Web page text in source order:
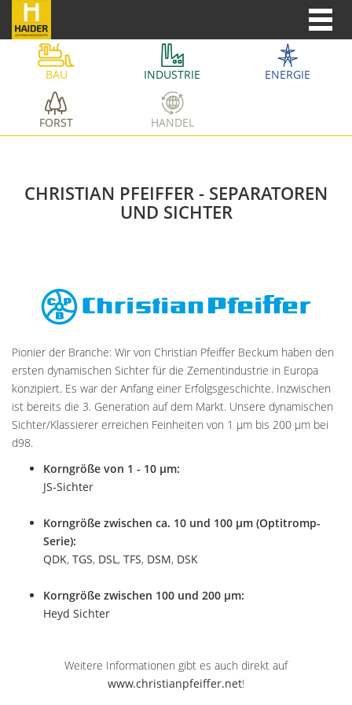
BAU INDUSTRIE ENERGIE
FORST HANDEL
CHRISTIAN PFEIFFER - SEPARATOREN
UND SICHTER
Pionier der Branche: Wir von Christian Pfeiffer Beckum haben den
ersten dynamischen Sichter für die Zementindustrie in Europa
konzipiert. Es war der Anfang einer Erfolgsgeschichte. Inzwischen
ist bereits die 3. Generation auf dem Markt. Unsere dynamischen
Sichter/Klassierer erreichen Feinheiten von 1 µm bis 200 µm bei
d98.
Korngröße von 1 - 10 µm:
JS-Sichter
Korngröße zwischen ca. 10 und 100 µm (Optitromp-
Serie):
QDK, TGS, DSL, TFS, DSM, DSK
Korngröße zwischen 100 und 200 µm:
Heyd Sichter
Weitere Informationen gibt es auch direkt auf
www.christianpfeiffer.net!